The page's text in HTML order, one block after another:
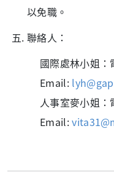
以免職。
聯絡人：
國際處林小姐：
Email:
人事室麥小姐
Email: